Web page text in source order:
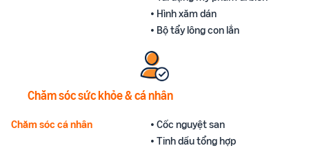
• Hình xăm dán
• Bộ tẩy lông con lắn
Chăm sóc sức khỏe & cá nhân
Chăm sóc cá nhân
• Cốc nguyệt san
• Tinh dầu tổng hợp